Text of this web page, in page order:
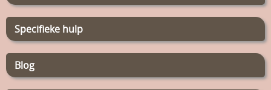
Specifieke hulp
Blog